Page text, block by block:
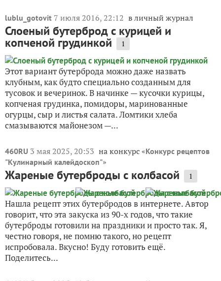
lublu_gotovit 7 июля 2016, 22:12 в личный журнал
Слоеный бутерброд с курицей и
копченой грудинкой 1
Этот вариант бутерброда можно даже назвать
клубным, как будто специально созданным для
тусовок и вечеринок. В начинке — кусочки курицы,
копченая грудинка, помидоры, маринованные
огурцы, сыр и листья салата. Ломтики хлеба
смазываются майонезом —...
460RU 3 мая 2025, 20:53 на конкурс «Конкурс рецептов
"Кулинарный калейдоскоп"»
Жареные бутерброды с колбасой 1
Нашла рецепт этих бутербродов в интернете. Автор
говорит, что эта закуска из 90-х годов, что такие
бутерброды готовили на праздники и просто так. Я,
честно говоря, не помню такого, но рецепт
испробовала. Вкусно! Буду готовить ещё.
Поделитесь...